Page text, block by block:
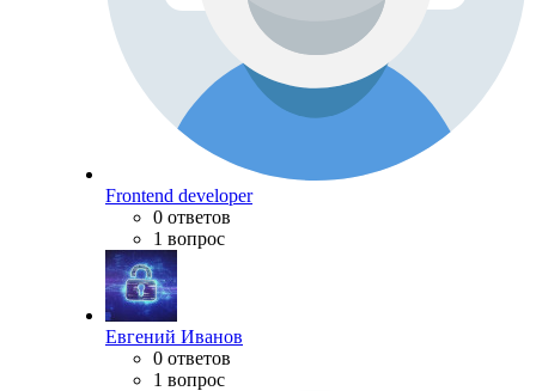
Frontend developer
0 ответов
1 вопрос
Евгений Иванов
0 ответов
1 вопрос